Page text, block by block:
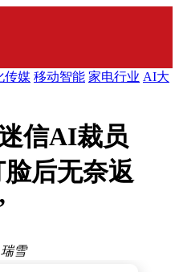
传媒 移动智能 家电行业 AI大
信AI裁员
后无奈返
雪